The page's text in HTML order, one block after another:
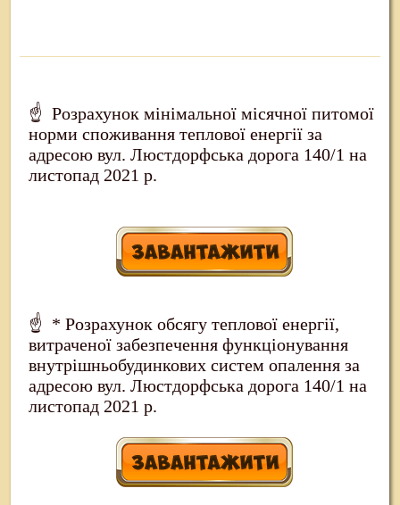
☝ Розрахунок мінімальної місячної питомої
норми споживання теплової енергії за
адресою вул. Люстдорфська дорога 140/1 на
листопад 2021 р.
☝ * Розрахунок обсягу теплової енергії,
витраченої забезпечення функціонування
внутрішньобудинкових систем опалення за
адресою вул. Люстдорфська дорога 140/1 на
листопад 2021 р.